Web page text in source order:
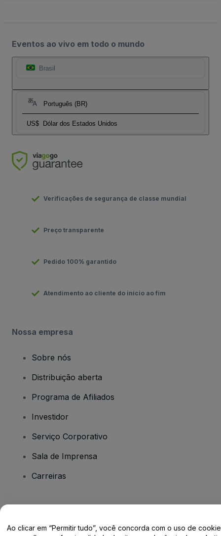
Eventos ao vivo em todo o mundo
Brasil
Português (BR)
US$ Dólar dos Estados Unidos
Verificações de segurança de classe mundial
Preço transparente
Pedido 100% garantido
Atendimento ao cliente do início ao fim
Nossa empresa
Sobre nós
Distribuição aberta
Programa de Afiliados
Investidor
Serviço Corporativo
Sala de Imprensa
Carreiras
Ao clicar em “Permitir tudo”, você concorda com o uso de